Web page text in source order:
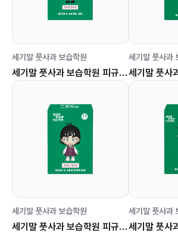
세기말 풋사과 보습학원
세기말 풋사과 보습학원 피규어 & AR 카드세트 (비오는날 황미애)
세기말 풋사과
세기말 풋사과 보습학원
세기말 풋사과 보습학원 피규어 & AR 카드세트 (백제중 황미애)
세기말 풋사과